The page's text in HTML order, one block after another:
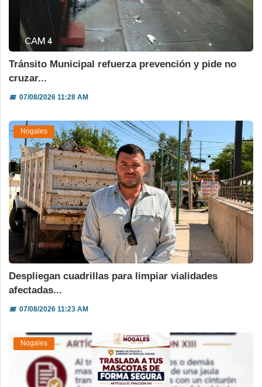
Tránsito Municipal refuerza prevención y pide no
cruzar...
📅07/08/2026 11:28 AM
Nogales
Despliegan cuadrillas para limpiar vialidades
afectadas...
📅07/08/2026 11:23 AM
Nogales